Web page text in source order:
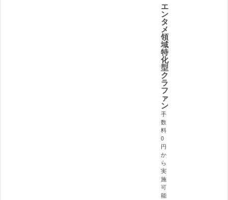
エ
ン
タ
メ
領
域
特
化
型
ク
ラ
フ
ァ
ン
手
数
料
0
円
か
ら
実
施
可
能